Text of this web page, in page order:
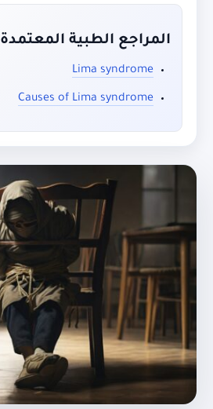
المراجع الطبية المعتمدة
Lima syndrome
Causes of Lima syndrome